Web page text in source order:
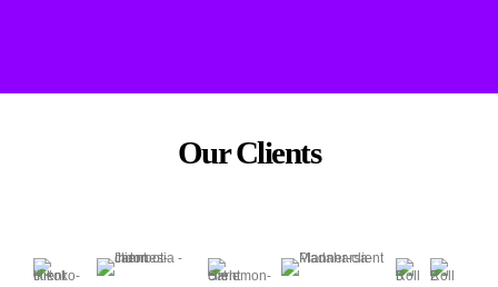
Our Clients